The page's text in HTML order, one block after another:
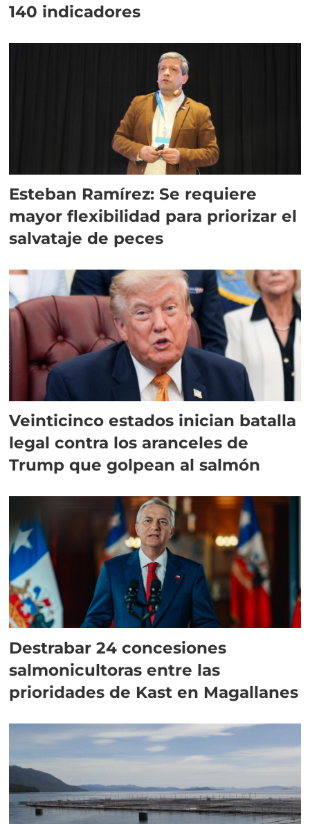
140 indicadores
Esteban Ramírez: Se requiere
mayor flexibilidad para priorizar el
salvataje de peces
Veinticinco estados inician batalla
legal contra los aranceles de
Trump que golpean al salmón
Destrabar 24 concesiones
salmonicultoras entre las
prioridades de Kast en Magallanes